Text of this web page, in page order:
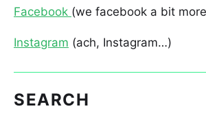
Facebook (we facebook a bit
Instagram (ach, Instagram…)
SEARCH